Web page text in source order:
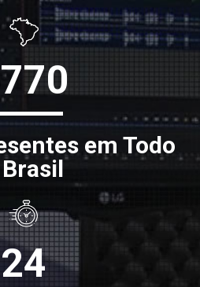
em Todo
24